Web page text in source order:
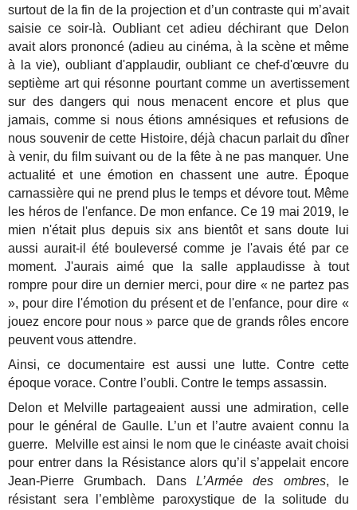
surtout de la fin de la projection et d’un contraste qui m’avait
saisie ce soir-là. Oubliant cet adieu déchirant que Delon
avait alors prononcé (adieu au cinéma, à la scène et même
à la vie), oubliant d'applaudir, oubliant ce chef-d'œuvre du
septième art qui résonne pourtant comme un avertissement
sur des dangers qui nous menacent encore et plus que
jamais, comme si nous étions amnésiques et refusions de
nous souvenir de cette Histoire, déjà chacun parlait du dîner
à venir, du film suivant ou de la fête à ne pas manquer. Une
actualité et une émotion en chassent une autre. Époque
carnassière qui ne prend plus le temps et dévore tout. Même
les héros de l'enfance. De mon enfance. Ce 19 mai 2019, le
mien n'était plus depuis six ans bientôt et sans doute lui
aussi aurait-il été bouleversé comme je l'avais été par ce
moment. J'aurais aimé que la salle applaudisse à tout
rompre pour dire un dernier merci, pour dire « ne partez pas
», pour dire l'émotion du présent et de l'enfance, pour dire «
jouez encore pour nous » parce que de grands rôles encore
peuvent vous attendre.
Ainsi, ce documentaire est aussi une lutte. Contre cette
époque vorace. Contre l’oubli. Contre le temps assassin.
Delon et Melville partageaient aussi une admiration, celle
pour le général de Gaulle. L’un et l’autre avaient connu la
guerre. Melville est ainsi le nom que le cinéaste avait choisi
pour entrer dans la Résistance alors qu’il s’appelait encore
Jean-Pierre Grumbach. Dans L’Armée des ombres, le
résistant sera l’emblème paroxystique de la solitude du